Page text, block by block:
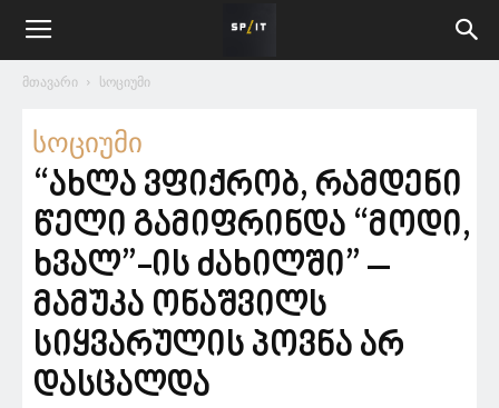
მთავარი სოციუმი
სოციუმი
“ახლა ვფიქრობ, რამდენი
წელი გამიფრინდა “მოდი,
ხვალ”-ის ძახილში” –
მამუკა ონაშვილს
სიყვარულის პოვნა არ
დასცალდა